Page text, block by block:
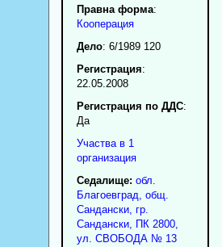
Правна форма:
Кооперация
Дело: 6/1989 120
Регистрация:
22.05.2008
Регистрация по ДДС:
Да
Участва в 1
организация
Седалище: обл.
Благоевград общ.
Сандански, гр.
Сандански, ПК 2800,
ул. СВОБОДА № 13